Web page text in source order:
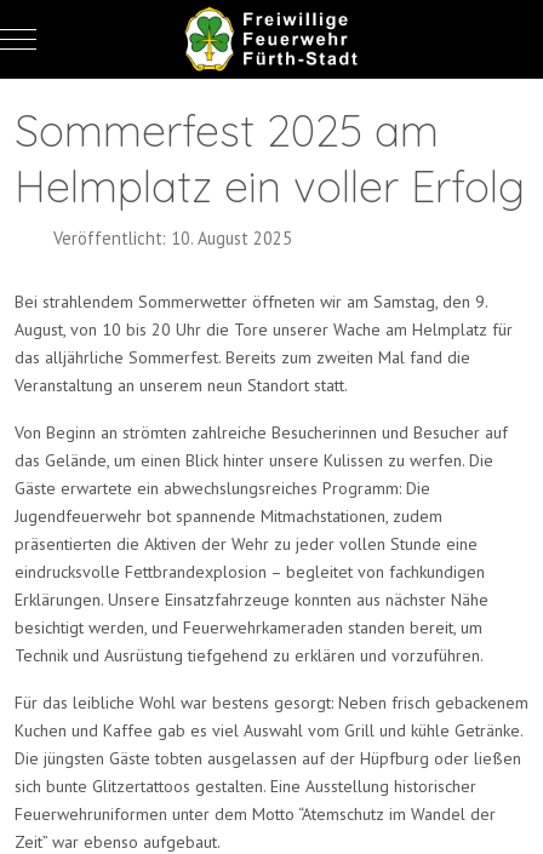
Mobile Menu Toggle
Sommerfest 2025 am
Helmplatz ein voller Erfolg
Veröffentlicht: 10. August 2025
Bei strahlendem Sommerwetter öffneten wir am Samstag, den 9.
August, von 10 bis 20 Uhr die Tore unserer Wache am Helmplatz für
das alljährliche Sommerfest. Bereits zum zweiten Mal fand die
Veranstaltung an unserem neun Standort statt.
Von Beginn an strömten zahlreiche Besucherinnen und Besucher auf
das Gelände, um einen Blick hinter unsere Kulissen zu werfen. Die
Gäste erwartete ein abwechslungsreiches Programm: Die
Jugendfeuerwehr bot spannende Mitmachstationen, zudem
präsentierten die Aktiven der Wehr zu jeder vollen Stunde eine
eindrucksvolle Fettbrandexplosion – begleitet von fachkundigen
Erklärungen. Unsere Einsatzfahrzeuge konnten aus nächster Nähe
besichtigt werden, und Feuerwehrkameraden standen bereit, um
Technik und Ausrüstung tiefgehend zu erklären und vorzuführen.
Für das leibliche Wohl war bestens gesorgt: Neben frisch gebackenem
Kuchen und Kaffee gab es viel Auswahl vom Grill und kühle Getränke.
Die jüngsten Gäste tobten ausgelassen auf der Hüpfburg oder ließen
sich bunte Glitzertattoos gestalten. Eine Ausstellung historischer
Feuerwehruniformen unter dem Motto “Atemschutz im Wandel der
Zeit” war ebenso aufgebaut.